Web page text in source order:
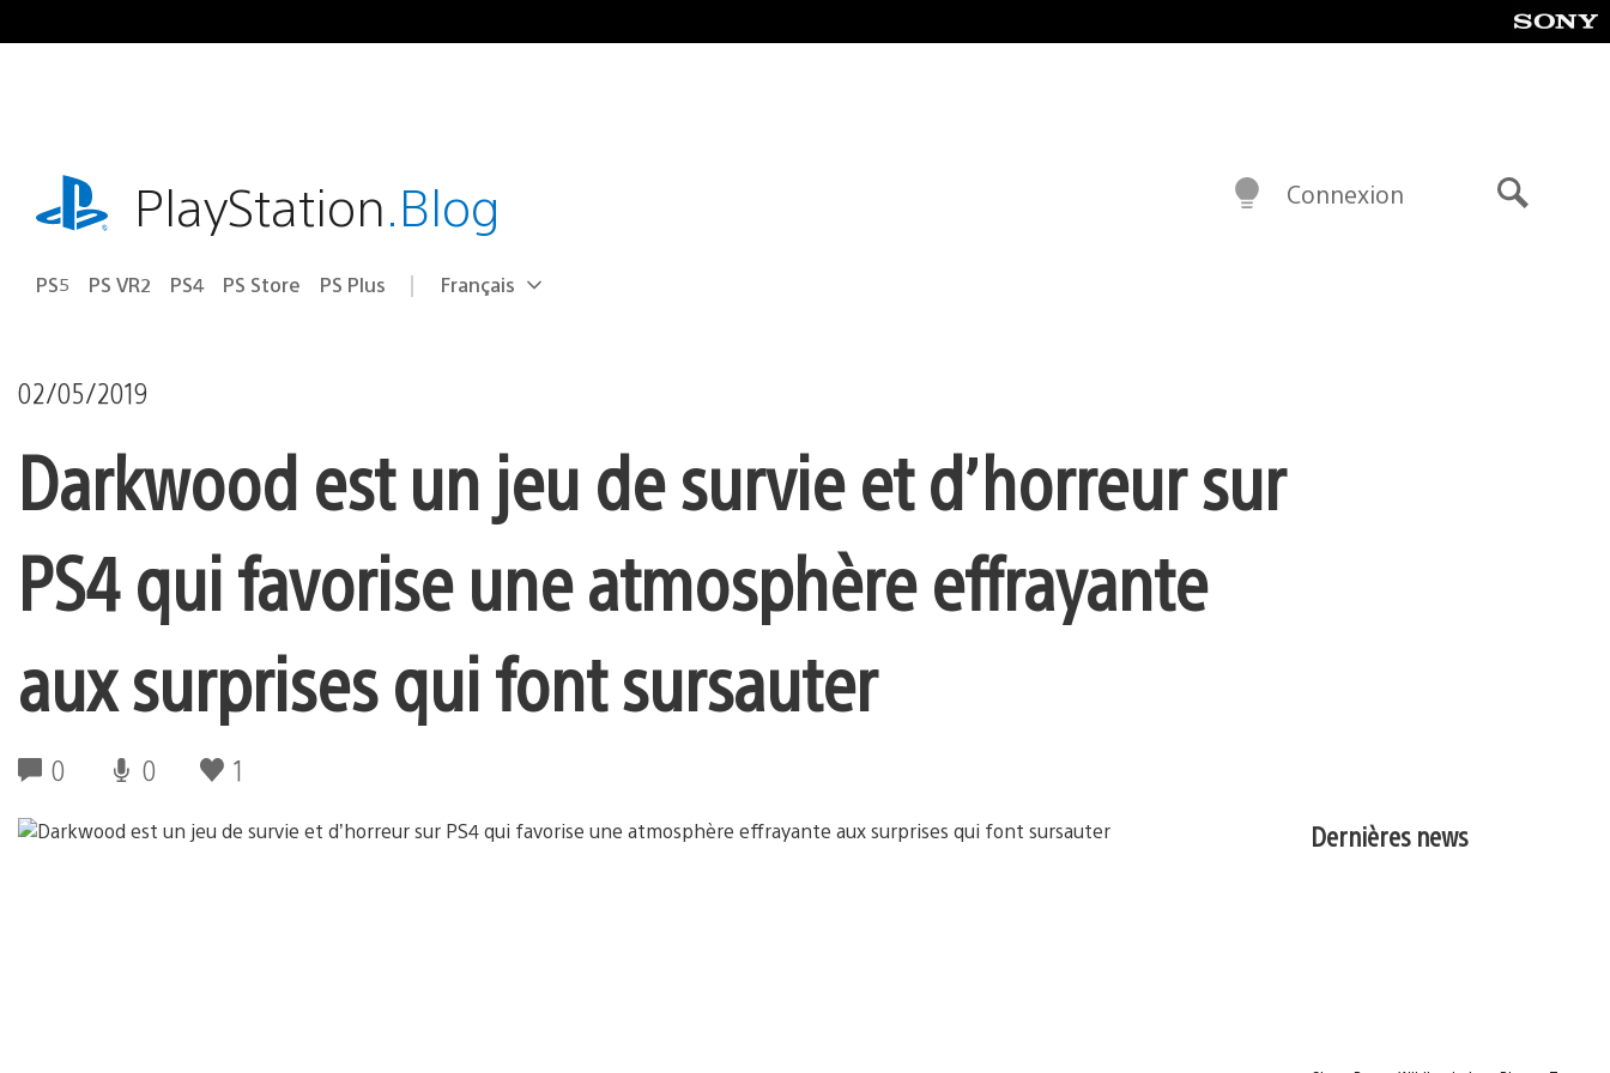
au
playstation.comPlayStation.Blog
PS5 PS VR2 PS4 PS Store PS Plus Choisir
Région
Français
Connexion
02/05/2019
Darkwood est un jeu de survie et d’horreur sur
PS4 qui favorise une atmosphère effrayante
aux surprises qui font sursauter
0 0 1
Dernières news